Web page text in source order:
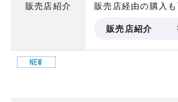
販売店紹介 販売店経由の購入
販売店紹介